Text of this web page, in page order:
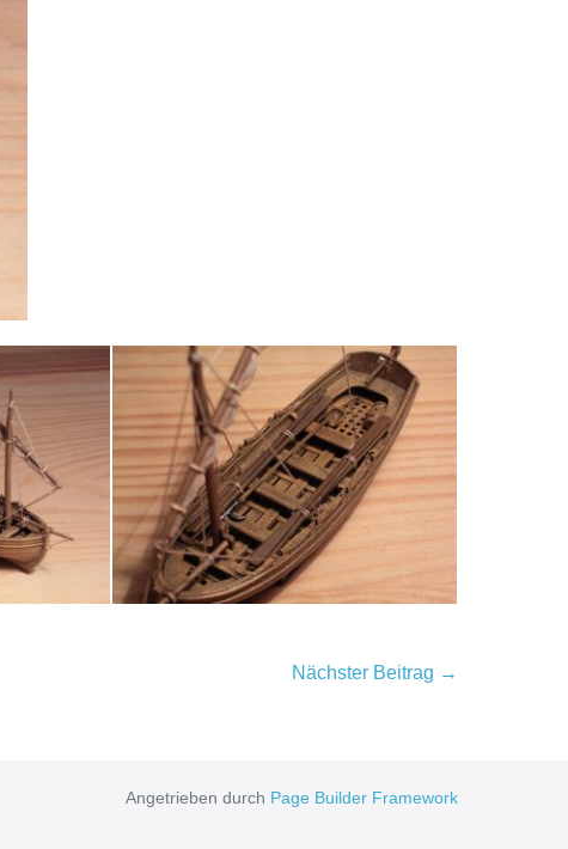
Nächster Beitrag →
Angetrieben durch Page Builder Framework